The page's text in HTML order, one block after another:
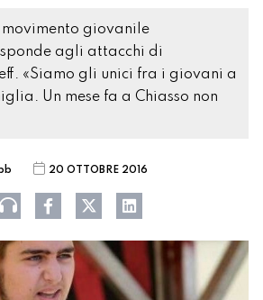
movimento giovanile
agli attacchi di
«Siamo gli unici fra i giovani a
Un mese fa a Chiasso non
20 OTTOBRE 2016